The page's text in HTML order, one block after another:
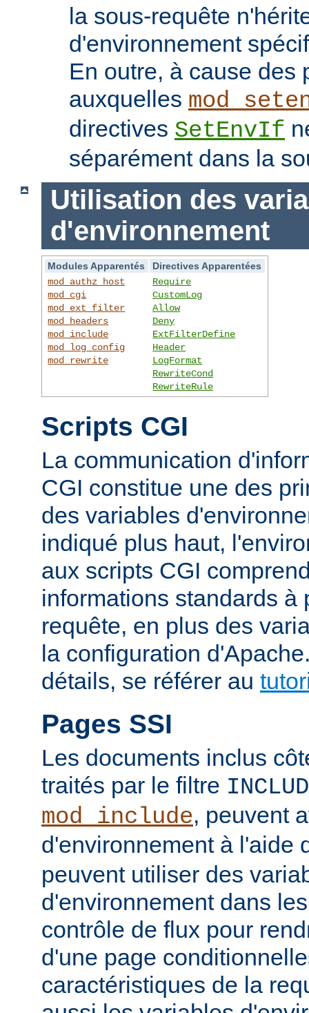
la sous-requête
d'environnement
En outre, à cause des
auxquelles
directives SetEnvIf
séparément dans la
Utilisation des
d'environnement
Modules Apparentés
Directives Apparentées
mod_authz_host
mod_cgi
mod_ext_filter
mod_headers
mod_include
mod_log_config
mod_rewrite
Require
CustomLog
Allow
Deny
ExtFilterDefine
Header
LogFormat
RewriteCond
RewriteRule
Scripts CGI
La communication
CGI constitue une des
des variables
indiqué plus haut,
aux scripts CGI
informations standards à
requête, en plus des
la configuration
détails, se référer au
Pages SSI
Les documents inclus
traités par le filtre
mod_include, peuvent
d'environnement à l'aide
peuvent utiliser des
d'environnement dans
contrôle de flux pour
d'une page
caractéristiques de la